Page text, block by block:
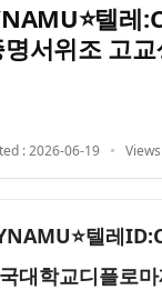
텔레
서위조 고
: 2026-06-19
텔레
대학교디플로